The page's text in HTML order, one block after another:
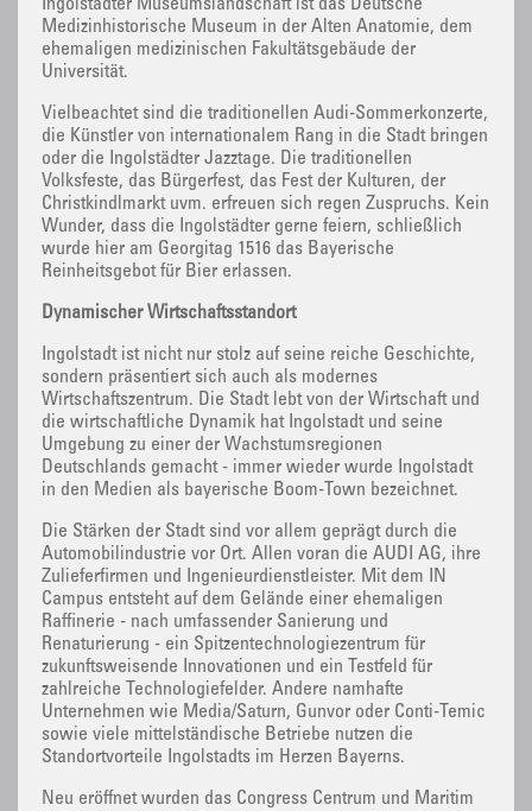
Ingolstädter Museumslandschaft ist das Deutsche
Medizinhistorische Museum in der Alten Anatomie, dem
ehemaligen medizinischen Fakultätsgebäude der
Universität.
Vielbeachtet sind die traditionellen Audi-Sommerkonzerte,
die Künstler von internationalem Rang in die Stadt bringen
oder die Ingolstädter Jazztage. Die traditionellen
Volksfeste, das Bürgerfest, das Fest der Kulturen, der
Christkindlmarkt uvm. erfreuen sich regen Zuspruchs. Kein
Wunder, dass die Ingolstädter gerne feiern, schließlich
wurde hier am Georgitag 1516 das Bayerische
Reinheitsgebot für Bier erlassen.
Dynamischer Wirtschaftsstandort
Ingolstadt ist nicht nur stolz auf seine reiche Geschichte,
sondern präsentiert sich auch als modernes
Wirtschaftszentrum. Die Stadt lebt von der Wirtschaft und
die wirtschaftliche Dynamik hat Ingolstadt und seine
Umgebung zu einer der Wachstumsregionen
Deutschlands gemacht - immer wieder wurde Ingolstadt
in den Medien als bayerische Boom-Town bezeichnet.
Die Stärken der Stadt sind vor allem geprägt durch die
Automobilindustrie vor Ort. Allen voran die AUDI AG, ihre
Zulieferfirmen und Ingenieurdienstleister. Mit dem IN
Campus entsteht auf dem Gelände einer ehemaligen
Raffinerie - nach umfassender Sanierung und
Renaturierung - ein Spitzentechnologiezentrum für
zukunftsweisende Innovationen und ein Testfeld für
zahlreiche Technologiefelder. Andere namhafte
Unternehmen wie Media/Saturn, Gunvor oder Conti-Temic
sowie viele mittelständische Betriebe nutzen die
Standortvorteile Ingolstadts im Herzen Bayerns.
Neu eröffnet wurden das Congress Centrum und Maritim